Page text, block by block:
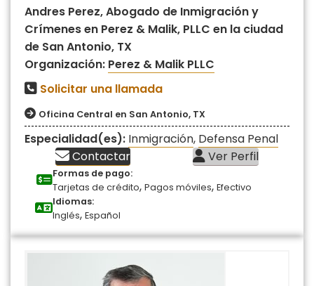
Andres Perez, Abogado de Inmigración y
Crímenes en Perez & Malik, PLLC en la ciudad
de San Antonio, TX
Organización: Perez & Malik PLLC
Solicitar una llamada
Oficina Central en San Antonio, TX
Especialidad(es): Inmigración, Defensa Penal
Contactar
Ver Perfil
Formas de pago:
Tarjetas de crédito, Pagos móviles, Efectivo
Idiomas:
Inglés, Español